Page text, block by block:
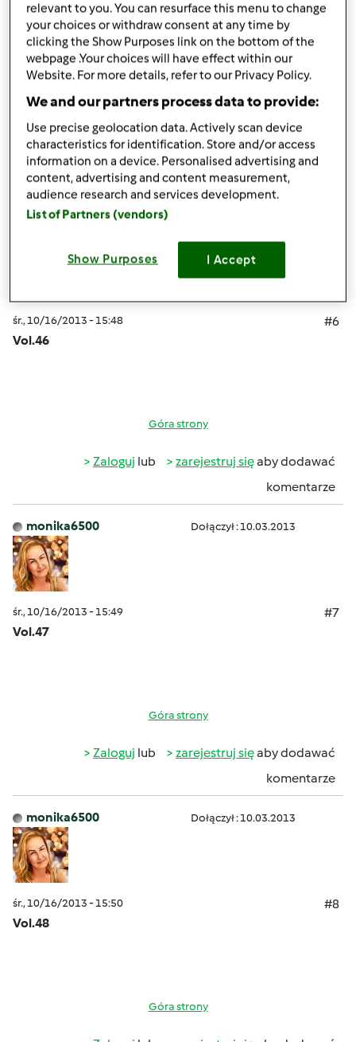
śr., 10/16/2013 - 15:47
Vol.45
Góra strony
Zalogujlub zarejestruj się aby dodawać
komentarze
śr., 10/16/2013 - 15:48
#6
Vol.46
Góra strony
Zaloguj lub zarejestruj sięaby dodawać
komentarze
monika6500 Dołączył : 10.03.2013
śr., 10/16/2013 - 15:49
#7
Vol.47
Góra strony
Zaloguj lub zarejestruj sięaby dodawać
komentarze
monika6500 Dołączył : 10.03.2013
śr., 10/16/2013 - 15:50
#8
Vol.48
Góra strony
relevant to you. You can resurface this menu to change
your choices or withdraw consent at any time by
clicking the Show Purposes link on the bottom of the
webpage .Your choices will have effect within our
Website. For more details, refer to our Privacy Policy.
We and our partners process data to provide:
Use precise geolocation data. Actively scan device
characteristics for identification. Store and/or access
information on a device. Personalised advertising and
content, advertising and content measurement,
audience research and services development.
List of Partners (vendors)
Show Purposes I Accept